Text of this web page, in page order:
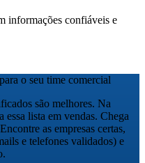
informações confiáveis e
o seu time comercial
são melhores. Na
lista em vendas. Chega
as empresas certas,
e telefones validados) e